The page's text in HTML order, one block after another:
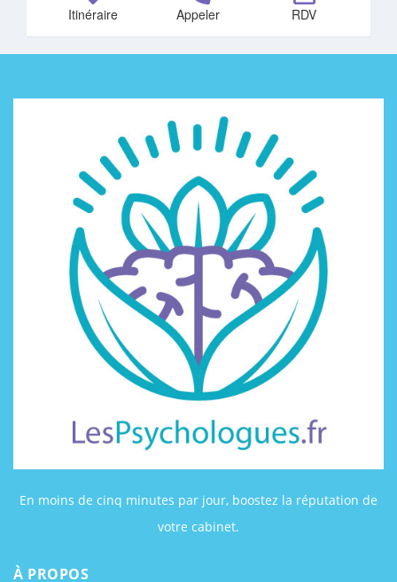
Itinéraire Appeler RDV
En moins de cinq minutes par jour, boostez la réputation de
votre cabinet.
À PROPOS